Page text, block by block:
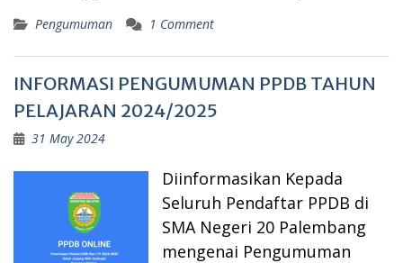
Pengumuman 1 Comment
INFORMASI PENGUMUMAN PPDB TAHUN
PELAJARAN 2024/2025
31 May 2024
Diinformasikan Kepada
Seluruh Pendaftar PPDB di
SMA Negeri 20 Palembang
mengenai Pengumuman